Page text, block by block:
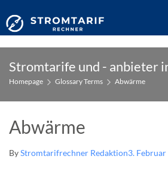
content
Stromtarife und - anbieter
Homepage Glossary Terms Abwärme
Abwärme
ByStromtarifrechner Redaktion3.